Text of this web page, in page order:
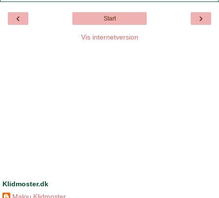
‹ ›
Start
Vis internetversion
Klidmoster.dk